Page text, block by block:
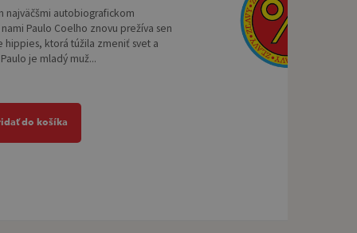
najväčšmi autobiografickom
Paulo Coelho znovu prežíva sen
hippies, ktorá túžila zmeniť svet a
je mladý muž...
do košíka